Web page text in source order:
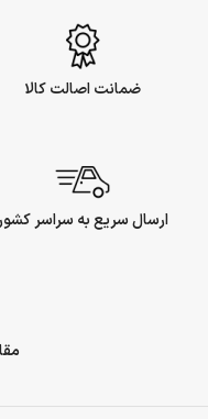
ضمانت اصالت کالا
ارسال سریع به سراسر کشور